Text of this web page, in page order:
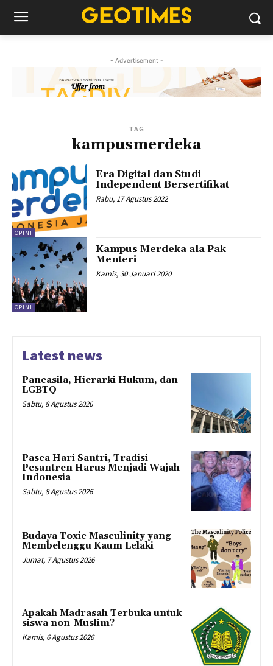
- Advertisement -
TAG
kampusmerdeka
OPINI
Era Digital dan Studi
Independent Bersertifikat
Rabu, 17 Agustus 2022
OPINI
Kampus Merdeka ala Pak
Menteri
Kamis, 30 Januari 2020
Latest news
Pancasila, Hierarki Hukum, dan
LGBTQ
Sabtu, 8 Agustus 2026
Pasca Hari Santri, Tradisi
Pesantren Harus Menjadi Wajah
Indonesia
Sabtu, 8 Agustus 2026
Budaya Toxic Masculinity yang
Membelenggu Kaum Lelaki
Jumat, 7 Agustus 2026
Apakah Madrasah Terbuka untuk
siswa non-Muslim?
Kamis, 6 Agustus 2026